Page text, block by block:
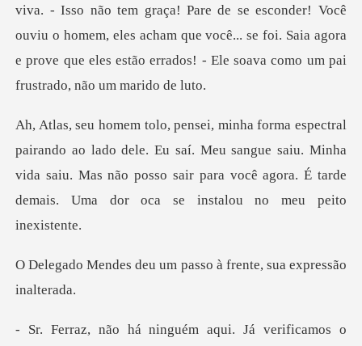
Histórico
Sair
Pare de se esconder! Você
ouviu o homem, eles acham que você... se foi. Saia agora
e
dele. Eu saí. Meu sangue saiu. Minha
vida saiu. Mas não posso sair para vo
um passo à frente, sua
o